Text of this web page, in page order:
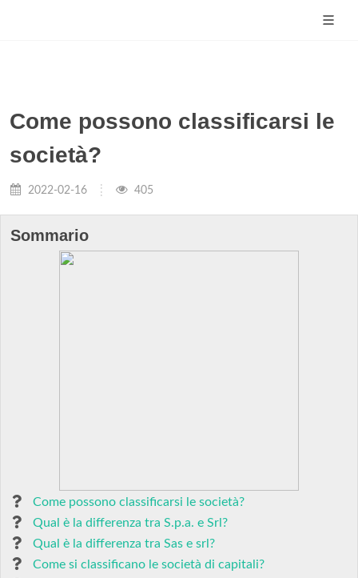
Come possono classificarsi le
società?
2022-02-16 405
Sommario
Come possono classificarsi le società?
Qual è la differenza tra S.p.a. e Srl?
Qual è la differenza tra Sas e srl?
Come si classificano le società di capitali?